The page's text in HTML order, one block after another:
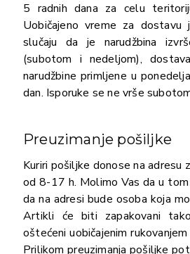
5 radnih dana za celu
Uobičajeno vreme za
slučaju da je narudžbina
(subotom i nedeljom),
narudžbine primljene u
dan. Isporuke se ne vrše
Preuzimanje pošiljke
Kuriri pošiljke donose na adresu
od 8-17 h. Molimo Vas da u
da na adresi bude osoba koja
Artikli će biti zapakovani
oštećeni uobičajenim
Prilikom preuzimanja pošiljke